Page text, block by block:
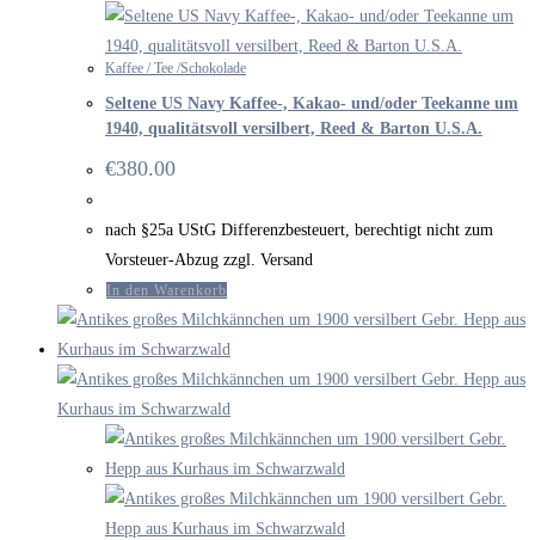
Kaffee / Tee /Schokolade
Seltene US Navy Kaffee-, Kakao- und/oder Teekanne um
1940, qualitätsvoll versilbert, Reed & Barton U.S.A.
€380.00
nach §25a UStG Differenzbesteuert, berechtigt nicht zum
Vorsteuer-Abzug zzgl. Versand
In den Warenkorb